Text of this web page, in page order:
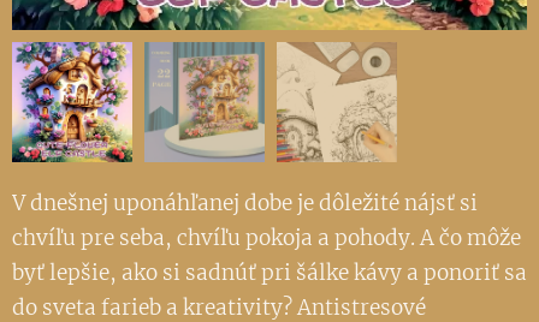
V dnešnej uponáhľanej dobe je dôležité nájsť si
chvíľu pre seba, chvíľu pokoja a pohody. A čo môže
byť lepšie, ako si sadnúť pri šálke kávy a ponoriť sa
do sveta farieb a kreativity? Antistresové